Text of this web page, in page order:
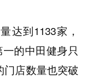
达到1133家，
的中田健身只
门店数量也突破